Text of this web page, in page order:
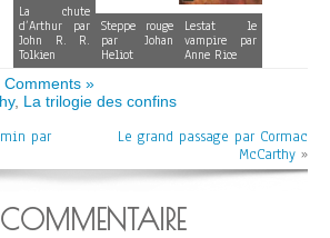
La chute
d’Arthur par
John R. R.
Tolkien
Steppe rouge
par Johan
Heliot
Lestat le
vampire par
Anne Rice
Comments »
, La trilogie des confins
par
Le grand passage par Cormac
McCarthy »